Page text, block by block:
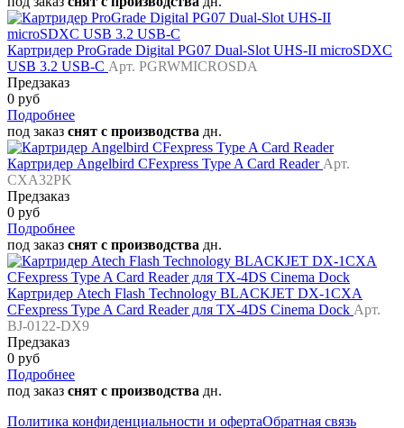
Картридер ProGrade Digital PG07 Dual-Slot UHS-II microSDXC
USB 3.2 USB-C Арт. PGRWMICROSDA
Предзаказ
0 руб
Подробнее
под заказ снят с производства дн.
Картридер Angelbird CFexpress Type A Card Reader Арт.
CXA32PK
Предзаказ
0 руб
Подробнее
под заказ снят с производства дн.
Картридер Atech Flash Technology BLACKJET DX-1CXA
CFexpress Type A Card Reader для TX-4DS Cinema Dock Арт.
BJ-0122-DX9
Предзаказ
0 руб
Подробнее
под заказ снят с производства дн.
Политика конфиденциальности и офертаОбратная связь